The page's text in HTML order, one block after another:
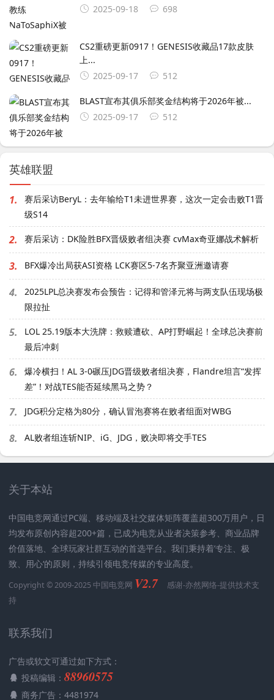
2025-09-18
698
CS2重磅更新0917！GENESIS收藏品17款皮肤
上...
2025-09-17
512
BLAST宣布其俱乐部奖金结构将于2026年被...
2025-09-17
512
英雄联盟
1.
赛后采访BeryL：去年输给T1未进世界赛，这次一定会击败T1晋
级S14
2. 赛后采访：DK险胜BFX晋级败者组决赛 cvMax奇亚娜战术解析
3. BFX爆冷出局获ASI资格 LCK赛区5-7名齐聚亚洲邀请赛
4.
2025LPL总决赛发布会预告：记得和管泽元将与两支队伍现场极
限拉扯
5.
LOL 25.19版本大洗牌：救赎遭砍、AP打野崛起！全球总决赛前
最后冲刺
6.
爆冷横扫！AL 3-0碾压JDG晋级败者组决赛，Flandre坦言“发挥
差”！对战TES能否延续黑马之势？
7. JDG积分定格为80分，确认冒泡赛将在败者组面对WBG
8. AL败者组连斩NIP、iG、JDG，败决即将交手TES
关于本站
中国电竞网通过PC端、移动端及社交媒体矩阵覆盖超300万用户，日
均发布原创内容超200+篇，已成为电竞从业者决策参考、商业品牌
价值落地、全球玩家社群互动的首选平台。我们秉持着’专注、极
致、用心‘的原则，持续引领电竞传媒的专业高度。
Copyright © 2009-2025 中国电竞网 V2.7 感谢-亦然网络-提供技术支
持
联系我们
广告或软文可通过如下方式：
投稿编辑： 88960575
商务广告：4481974